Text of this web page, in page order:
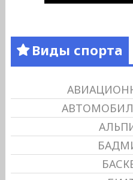
Виды спорта